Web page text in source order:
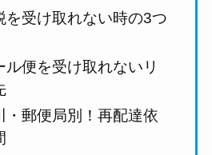
を受け取れない時の3つ
ル便を受け取れないリ
・郵便局別！再配達依